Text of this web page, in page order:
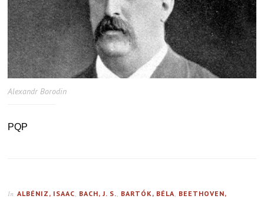
Alexandr Borodin
PQP
In ALBÉNIZ, ISAAC BACH, J. S. BARTÓK, BÉLA BEETHOVEN,